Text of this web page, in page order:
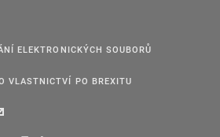
ELEKTRONICKÝCH SOUBORŮ
VLASTNICTVÍ PO BREXITU